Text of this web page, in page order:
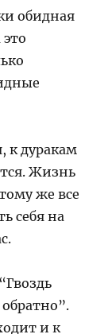
обидная
к дуракам
Жизнь
же все
себя на
и к